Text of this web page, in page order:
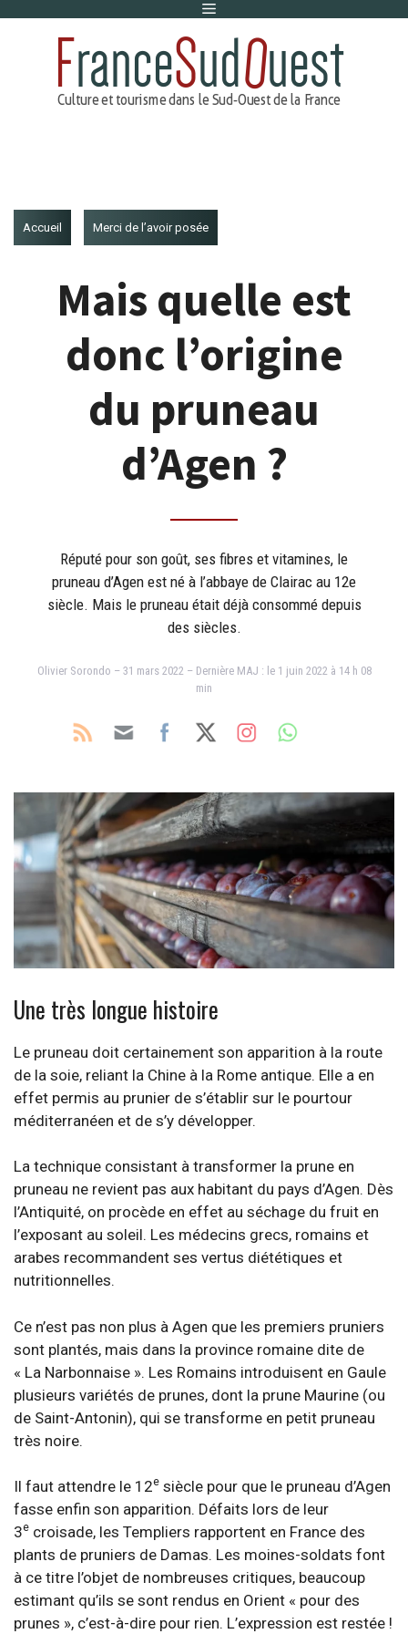
Menu
Accueil Merci de l’avoir posée
Mais quelle est
donc l’origine
du pruneau
d’Agen ?
Réputé pour son goût, ses fibres et vitamines, le
pruneau d’Agen est né à l’abbaye de Clairac au 12e
siècle. Mais le pruneau était déjà consommé depuis
des siècles.
Olivier Sorondo – 31 mars 2022 – Dernière MAJ : le 1 juin 2022 à 14 h 08
min
Une très longue histoire
Le pruneau doit certainement son apparition à la route
de la soie, reliant la Chine à la Rome antique. Elle a en
effet permis au prunier de s’établir sur le pourtour
méditerranéen et de s’y développer.
La technique consistant à transformer la prune en
pruneau ne revient pas aux habitant du pays d’Agen. Dès
l’Antiquité, on procède en effet au séchage du fruit en
l’exposant au soleil. Les médecins grecs, romains et
arabes recommandent ses vertus diététiques et
nutritionnelles.
Ce n’est pas non plus à Agen que les premiers pruniers
sont plantés, mais dans la province romaine dite de
« La Narbonnaise ». Les Romains introduisent en Gaule
plusieurs variétés de prunes, dont la prune Maurine (ou
de Saint-Antonin), qui se transforme en petit pruneau
très noire.
Il faut attendre le 12e siècle pour que le pruneau d’Agen
fasse enfin son apparition. Défaits lors de leur
3e croisade, les Templiers rapportent en France des
plants de pruniers de Damas. Les moines-soldats font
à ce titre l’objet de nombreuses critiques, beaucoup
estimant qu’ils se sont rendus en Orient « pour des
prunes », c’est-à-dire pour rien. L’expression est restée !